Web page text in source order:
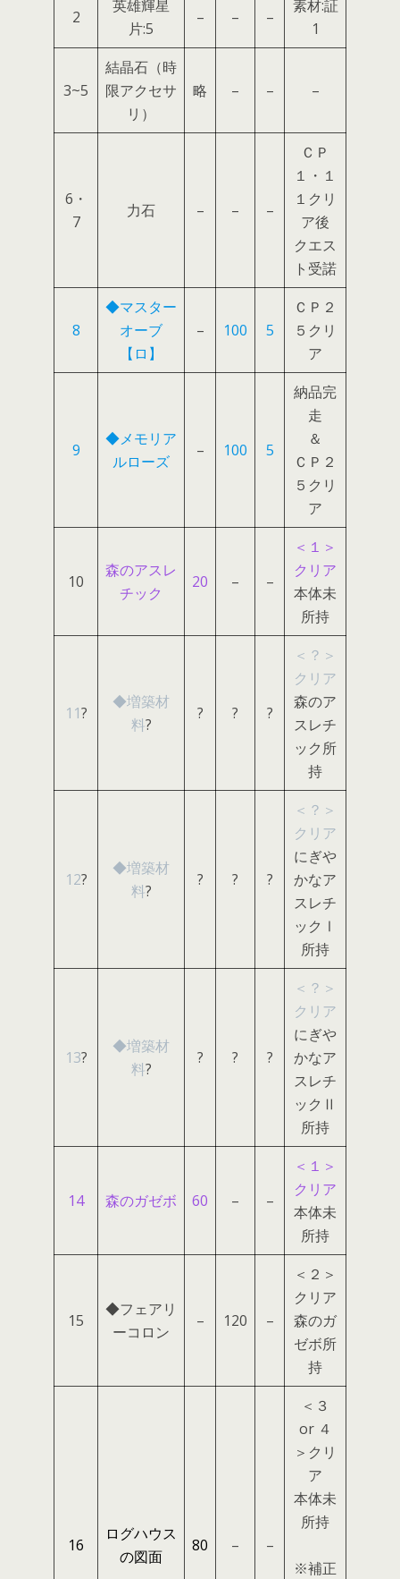
2
英雄輝星
片:5
– – –
素材:証
1
3~5
結晶石（時
限アクセサ
リ）
略 – – –
6・
7
力石 – – –
ＣＰ
１・１
１クリ
ア後
クエス
ト受諾
8
◆マスター
オーブ
【ロ】
– 100 5
ＣＰ２
５クリ
ア
9
◆メモリア
ルローズ
– 100 5
納品完
走
＆
ＣＰ２
５クリ
ア
10
森のアスレ
チック
20 – –
＜１＞
クリア
本体未
所持
11?
◆増築材
料?
? ? ?
＜？＞
クリア
森のア
スレチ
ック所
持
12?
◆増築材
料?
? ? ?
＜？＞
クリア
にぎや
かなア
スレチ
ックⅠ
所持
13?
◆増築材
料?
? ? ?
＜？＞
クリア
にぎや
かなア
スレチ
ックⅡ
所持
14 森のガゼボ 60 – –
＜１＞
クリア
本体未
所持
15
◆フェアリ
ーコロン
– 120 –
＜２＞
クリア
森のガ
ゼボ所
持
16
ログハウス
の図面
80 – –
＜３
or ４
＞クリ
ア
本体未
所持
※補正